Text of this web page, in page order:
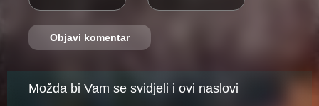
Možda bi Vam se svidjeli i ovi naslovi